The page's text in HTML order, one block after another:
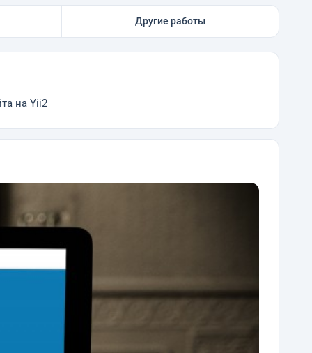
Другие работы
на Yii2